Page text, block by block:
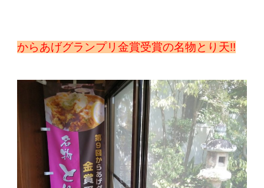
からあげグランプリ金賞受賞の名物とり天!!